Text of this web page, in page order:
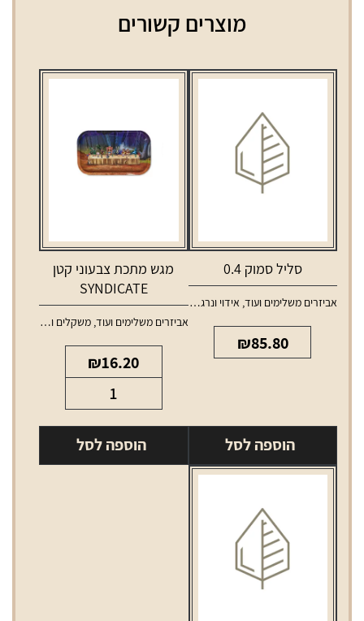
מוצרים קשורים
סליל סמוק 0.4
אביזרים משלימים ועוד, אידוי ונרגילות ,סלילים וסוללות למכשירי אידוי
₪85.80
הוספה לסל
מגש מתכת צבעוני קטן
SYNDICATE
אביזרים משלימים ועוד,משקלים ומגשים
₪16.20
של
מגש
מתכת
הוספה לסל